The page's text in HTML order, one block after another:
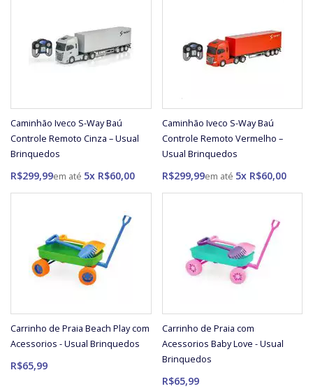
Caminhão Iveco S-Way Baú
Controle Remoto Cinza – Usual
Brinquedos
R$299,99 5x R$60,00
Caminhão Iveco S-Way Baú
Controle Remoto Vermelho –
Usual Brinquedos
R$299,99 5x R$60,00
Carrinho de Praia Beach Play com
Acessorios - Usual Brinquedos
R$65,99
Carrinho de Praia com
Acessorios Baby Love - Usual
Brinquedos
R$65,99